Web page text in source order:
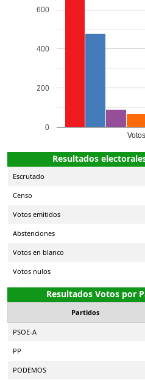
Votos
0
200
400
600
Resultados
Escrutado
Censo
Votos emitidos
Abstenciones
Votos en blanco
Votos nulos
Resultados Votos por
Partidos
PSOE-A
PP
PODEMOS